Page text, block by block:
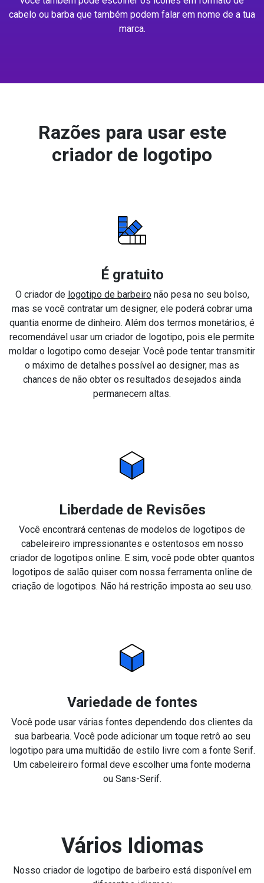
cabelo ou barba que também podem falar em nome de a tua
marca.
Razões para usar este
criador de logotipo
É gratuito
O criador de logotipo de barbeironão pesa no seu bolso,
mas se você contratar um designer, ele poderá cobrar uma
quantia enorme de dinheiro. Além dos termos monetários, é
recomendável usar um criador de logotipo, pois ele permite
moldar o logotipo como desejar. Você pode tentar transmitir
o máximo de detalhes possível ao designer, mas as
chances de não obter os resultados desejados ainda
permanecem altas.
Liberdade de Revisões
Você encontrará centenas de modelos de logotipos de
cabeleireiro impressionantes e ostentosos em nosso
criador de logotipos online. E sim, você pode obter quantos
logotipos de salão quiser com nossa ferramenta online de
criação de logotipos. Não há restrição imposta ao seu uso.
Variedade de fontes
Você pode usar várias fontes dependendo dos clientes da
sua barbearia. Você pode adicionar um toque retrô ao seu
logotipo para uma multidão de estilo livre com a fonte Serif.
Um cabeleireiro formal deve escolher uma fonte moderna
ou Sans-Serif.
Vários Idiomas
Nosso criador de logotipo de barbeiro está disponível em